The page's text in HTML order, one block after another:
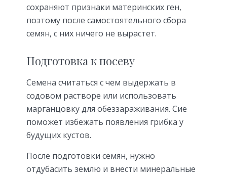
сохраняют признаки материнских ген,
поэтому после самостоятельного сбора
семян, с них ничего не вырастет.
Подготовка к посеву
Семена считаться с чем выдержать в
содовом растворе или использовать
марганцовку для обеззараживания. Сие
поможет избежать появления грибка у
будущих кустов.
После подготовки семян, нужно
отдубасить землю и внести минеральные